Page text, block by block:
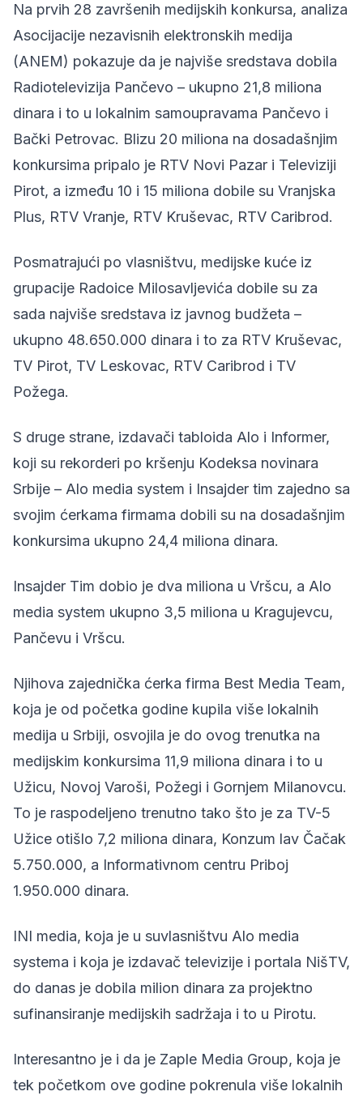
Na prvih 28 završenih medijskih konkursa, analiza
Asocijacije nezavisnih elektronskih medija
(ANEM) pokazuje da je najviše sredstava dobila
Radiotelevizija Pančevo – ukupno 21,8 miliona
dinara i to u lokalnim samoupravama Pančevo i
Bački Petrovac. Blizu 20 miliona na dosadašnjim
konkursima pripalo je RTV Novi Pazar i Televiziji
Pirot, a između 10 i 15 miliona dobile su Vranjska
Plus, RTV Vranje, RTV Kruševac, RTV Caribrod.
Posmatrajući po vlasništvu, medijske kuće iz
grupacije Radoice Milosavljevića dobile su za
sada najviše sredstava iz javnog budžeta –
ukupno 48.650.000 dinara i to za RTV Kruševac,
TV Pirot, TV Leskovac, RTV Caribrod i TV
Požega.
S druge strane, izdavači tabloida Alo i Informer,
koji su rekorderi po kršenju Kodeksa novinara
Srbije – Alo media system i Insajder tim zajedno sa
svojim ćerkama firmama dobili su na dosadašnjim
konkursima ukupno 24,4 miliona dinara.
Insajder Tim dobio je dva miliona u Vršcu, a Alo
media system ukupno 3,5 miliona u Kragujevcu,
Pančevu i Vršcu.
Njihova zajednička ćerka firma Best Media Team,
koja je od početka godine kupila više lokalnih
medija u Srbiji, osvojila je do ovog trenutka na
medijskim konkursima 11,9 miliona dinara i to u
Užicu, Novoj Varoši, Požegi i Gornjem Milanovcu.
To je raspodeljeno trenutno tako što je za TV-5
Užice otišlo 7,2 miliona dinara, Konzum lav Čačak
5.750.000, a Informativnom centru Priboj
1.950.000 dinara.
INI media, koja je u suvlasništvu Alo media
systema i koja je izdavač televizije i portala NišTV,
do danas je dobila milion dinara za projektno
sufinansiranje medijskih sadržaja i to u Pirotu.
Interesantno je i da je Zaple Media Group, koja je
tek početkom ove godine pokrenula više lokalnih